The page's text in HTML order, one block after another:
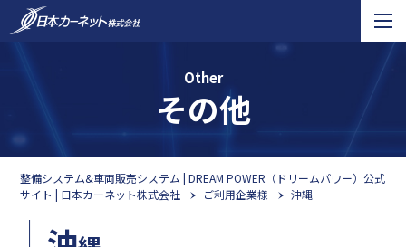
整備システム&車両販売システム | DREAM POWER（ドリームパワー）公式
サイト | 日本カーネット株式会社
ご利用企業様 沖縄
Other
その他